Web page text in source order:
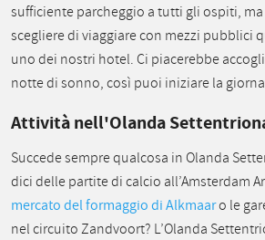
sufficiente parcheggio a tutti gli ospiti,
scegliere di viaggiare con mezzi pubblici
uno dei nostri hotel. Ci piacerebbe
notte di sonno, così puoi iniziare la
Attività nell'Olanda
Succede sempre qualcosa in Olanda
dici delle partite di calcio all’Amsterdam
mercato del formaggio di Alkmaaro le
nel circuito Zandvoort? L’Olanda